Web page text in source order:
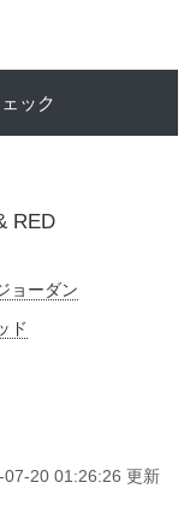
ック
RED
ョーダン
ド
07-20 01:26:26 更新